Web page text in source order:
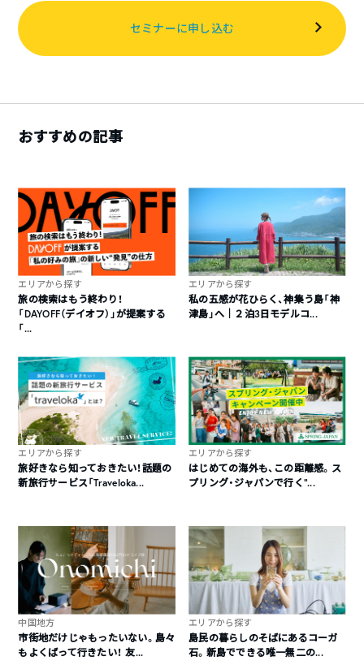
セミナーに申し込む
おすすめの記事
エリアから探す
旅の検索はもう終わり！
「DAYOFF（デイオフ）」が提案する
「...
エリアから探す
私の五感が花ひらく、神集う島「神
津島」へ｜２泊3日モデルコ...
エリアから探す
旅好きなら知っておきたい！話題の
新旅行サービス「Traveloka...
エリアから探す
はじめての海外も、この距離感。ス
プリング・ジャパンで行く“...
中国地方
市街地だけじゃもったいない。島々
もよくばって行きたい！ 友...
エリアから探す
島民の暮らしのそばにあるコーガ
石。新島でできる唯一無二の...